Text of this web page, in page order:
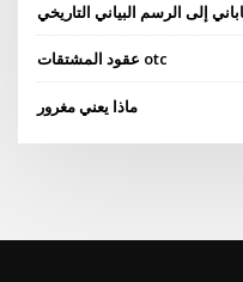
إلى الرسم البياني التاريخي
عقود المشتقات otc
ماذا يعني مغرور